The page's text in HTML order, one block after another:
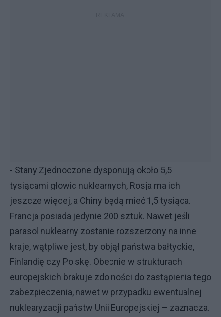
- Stany Zjednoczone dysponują około 5,5
tysiącami głowic nuklearnych, Rosja ma ich
jeszcze więcej, a Chiny będą mieć 1,5 tysiąca.
Francja posiada jedynie 200 sztuk. Nawet jeśli
parasol nuklearny zostanie rozszerzony na inne
kraje, wątpliwe jest, by objął państwa bałtyckie,
Finlandię czy Polskę. Obecnie w strukturach
europejskich brakuje zdolności do zastąpienia tego
zabezpieczenia, nawet w przypadku ewentualnej
nuklearyzacji państw Unii Europejskiej – zaznacza.